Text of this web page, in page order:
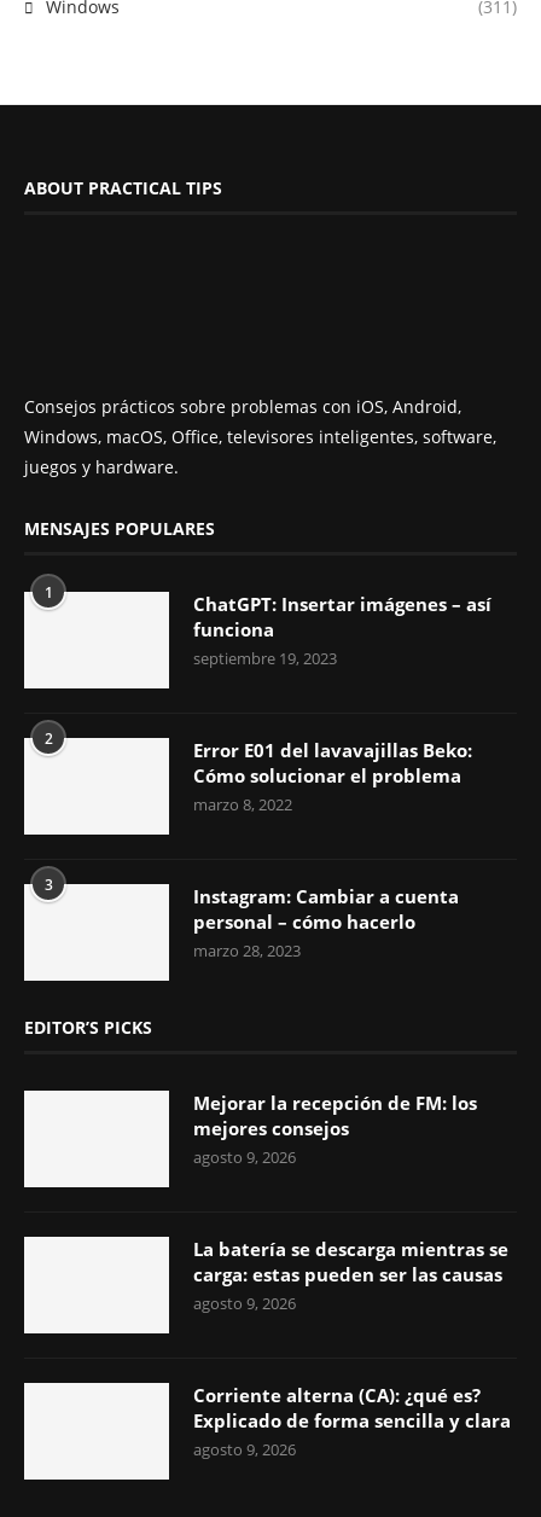
Windows (311)
ABOUT PRACTICAL TIPS
Consejos prácticos sobre problemas con iOS, Android,
Windows, macOS, Office, televisores inteligentes, software,
juegos y hardware.
MENSAJES POPULARES
1
ChatGPT: Insertar imágenes – así
funciona
septiembre 19, 2023
2
Error E01 del lavavajillas Beko:
Cómo solucionar el problema
marzo 8, 2022
3
Instagram: Cambiar a cuenta
personal – cómo hacerlo
marzo 28, 2023
EDITOR’S PICKS
Mejorar la recepción de FM: los
mejores consejos
agosto 9, 2026
La batería se descarga mientras se
carga: estas pueden ser las causas
agosto 9, 2026
Corriente alterna (CA): ¿qué es?
Explicado de forma sencilla y clara
agosto 9, 2026